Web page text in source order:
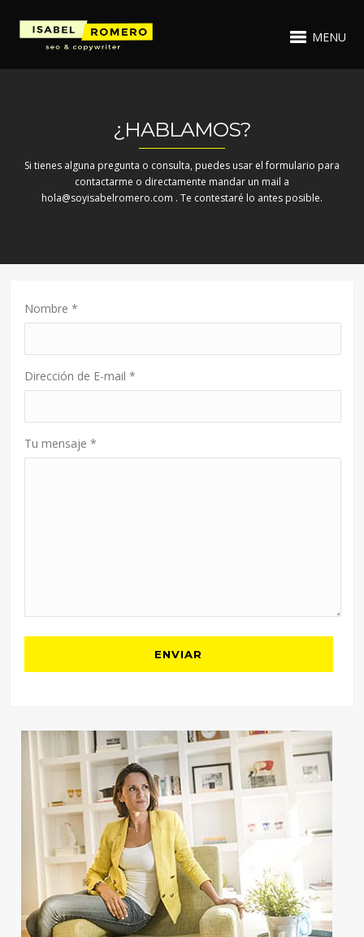
MENU
¿HABLAMOS?
Si tienes alguna pregunta o consulta, puedes usar el formulario para
contactarme o directamente mandar un mail a
hola@soyisabelromero.com . Te contestaré lo antes posible.
Nombre*
Dirección de E-mail*
Tu mensaje*
ENVIAR